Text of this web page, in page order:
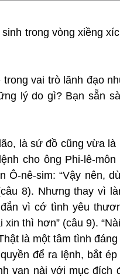
trong vòng xiềng
trong vai trò lãnh đạo
lý do gì? Bạn sẵn
là sứ đồ cũng vừa là
cho ông Phi-lê-
Ô-nê-sim: “Vậy nên,
8). Nhưng thay vì
vì cớ tình yêu
thì hơn” (câu 9).
là một tâm tình
để ra lệnh, bắt
van nài với mục đích